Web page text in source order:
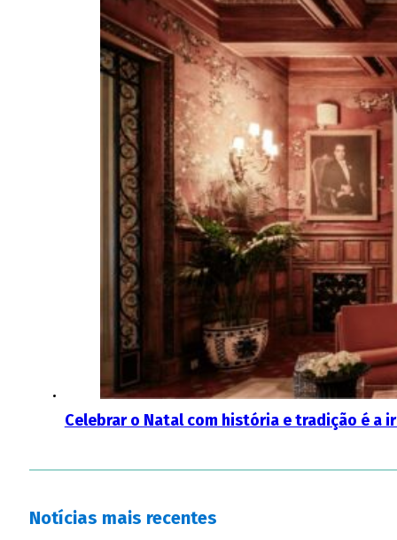
Celebrar o Natal com história e tradição é a
Notícias mais recentes